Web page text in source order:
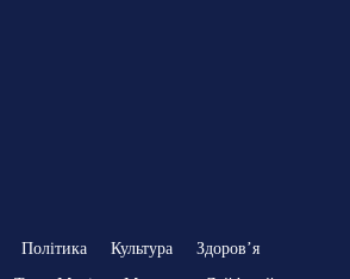
Політика Культура
Здоровʼя